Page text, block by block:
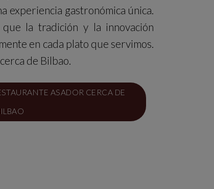
experiencia gastronómica única.
la tradición y la innovación
en cada plato que servimos.
de Bilbao.
ASADOR CERCA DE